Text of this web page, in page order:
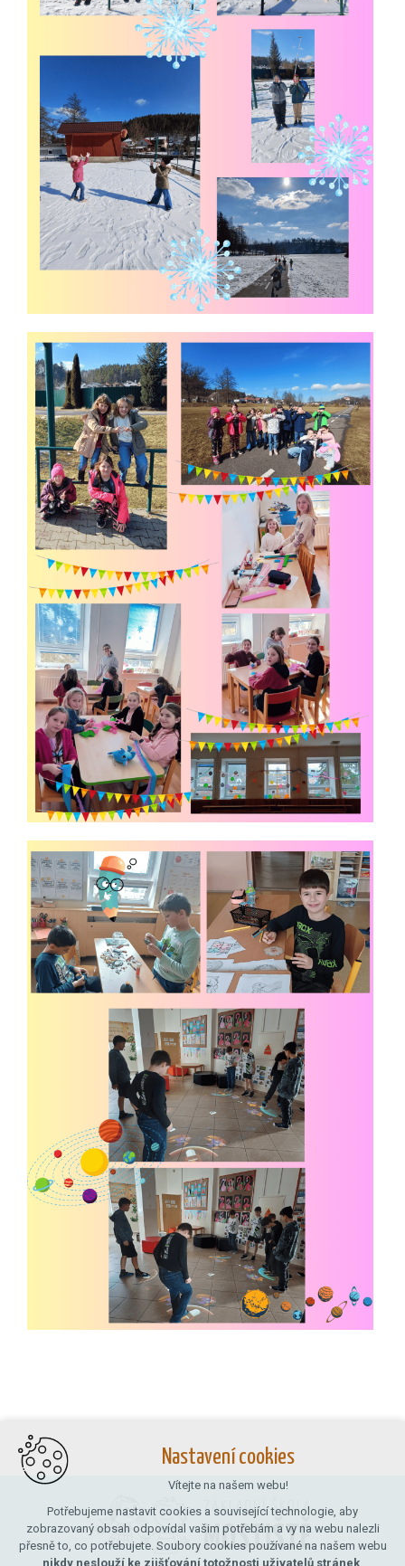
Nastavení cookies
Vítejte na našem webu!
Potřebujeme nastavit cookies a související technologie, aby
zobrazovaný obsah odpovídal vašim potřebám a vy na webu nalezli
přesně to, co potřebujete. Soubory cookies používané na našem webu
nikdy neslouží ke zjišťování totožnosti uživatelů stránek